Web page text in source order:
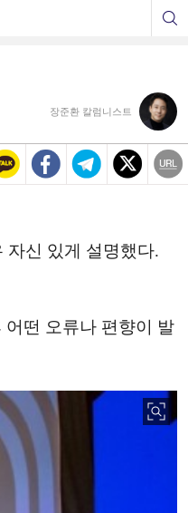
장준환 칼럼니스트
자신 있게 설명했다.
떤 오류나 편향이 발